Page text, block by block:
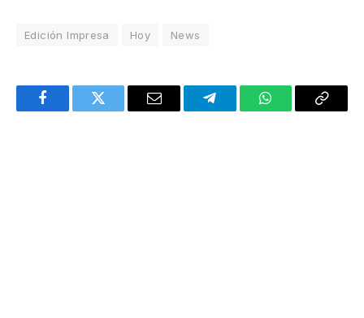
Edición Impresa Hoy News
FacebookTwitter Email TelegramWhatsAppCopy